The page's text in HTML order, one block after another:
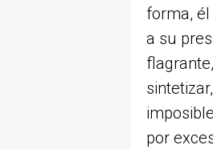
forma,
a su
por